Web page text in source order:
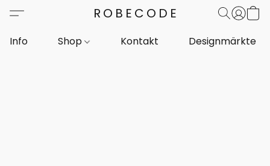
ROBECODE
Info Shop Kontakt Designmärkte